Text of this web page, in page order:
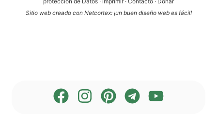
Sitio web cre­a­do con Net­cortex: ¡un buen dise­ño web es fácil!